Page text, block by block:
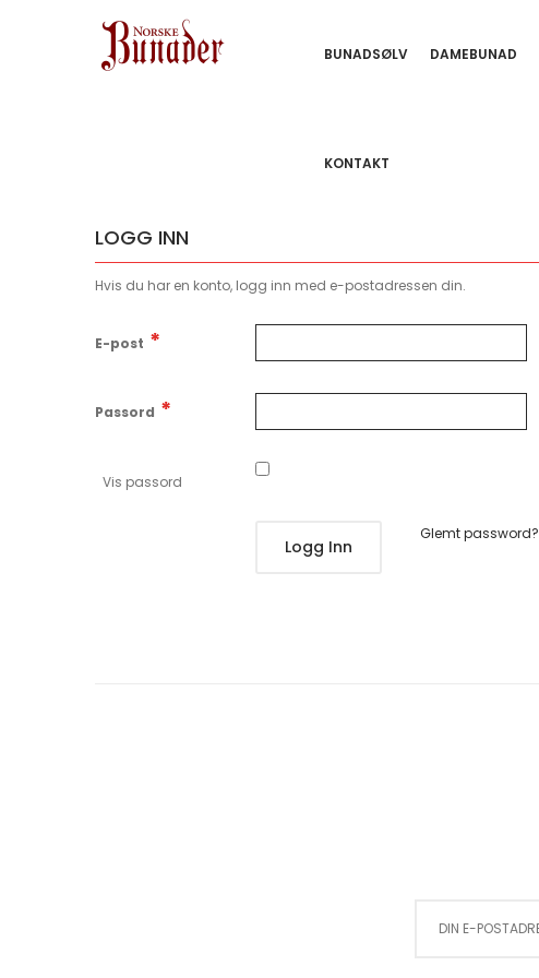
BUNADSØLV DAMEBUNAD
KONTAKT
LOGG INN
Hvis du har en konto, logg inn med e-postadressen din.
E-post
Passord
Vis passord
Logg Inn
Glemt password?